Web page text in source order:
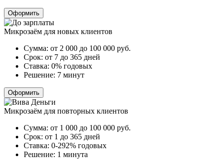
Оформить
Микрозаём для новых клиентов
Сумма: от 2 000 до 100 000 руб.
Срок: от 7 до 365 дней
Ставка: 0% годовых
Решение: 7 минут
Оформить
Микрозаём для повторных клиентов
Сумма: от 1 000 до 100 000 руб.
Срок: от 1 до 365 дней
Ставка: 0-292% годовых
Решение: 1 минута